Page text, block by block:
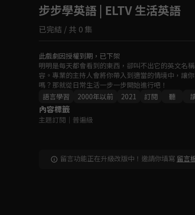
如有不便請見諒
步步學英語 | ELTV 生活英語
已完結 / 共 0 集
此戲劇因授權到期，已下架
明明是每天都會看到的東西，卻叫不出它的英文名
容。專業的主持人會將你帶入到適當的情境中，讓
嗎？那就從日常生活一步一步開始進行吧！
語言學習
2000年以前 2021 訂閱 聽
內容標籤
主題訂閱 ｜ 普遍級
留言功能正在升級改版中！邀請你填寫 留言